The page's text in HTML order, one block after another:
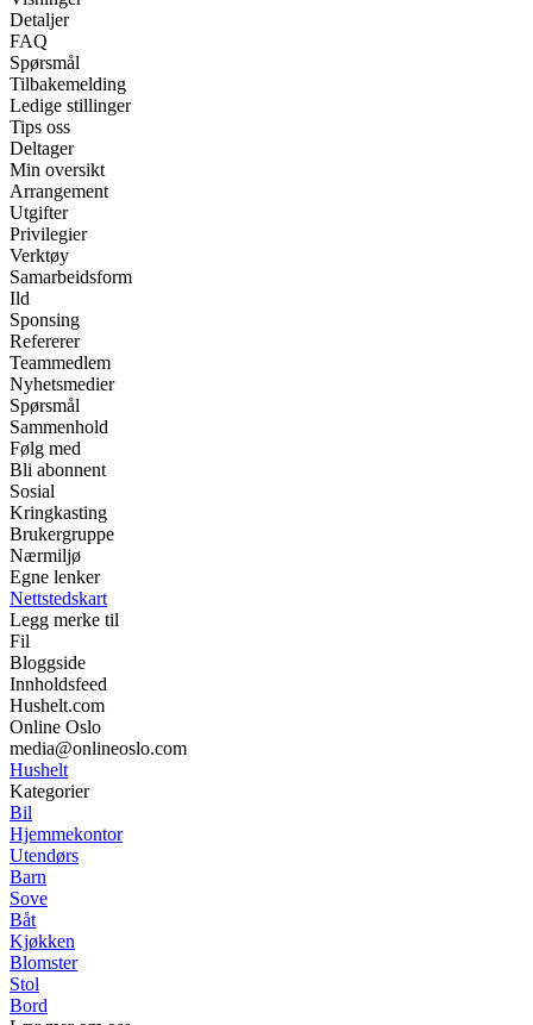
Detaljer
FAQ
Spørsmål
Tilbakemelding
Ledige stillinger
Tips oss
Deltager
Min oversikt
Arrangement
Utgifter
Privilegier
Verktøy
Samarbeidsform
Ild
Sponsing
Refererer
Teammedlem
Nyhetsmedier
Spørsmål
Sammenhold
Følg med
Bli abonnent
Sosial
Kringkasting
Brukergruppe
Nærmiljø
Egne lenker
Nettstedskart
Legg merke til
Fil
Bloggside
Innholdsfeed
Hushelt.com
Online Oslo
media@onlineoslo.com
Hushelt
Kategorier
Bil
Hjemmekontor
Utendørs
Barn
Sove
Båt
Kjøkken
Blomster
Stol
Bord